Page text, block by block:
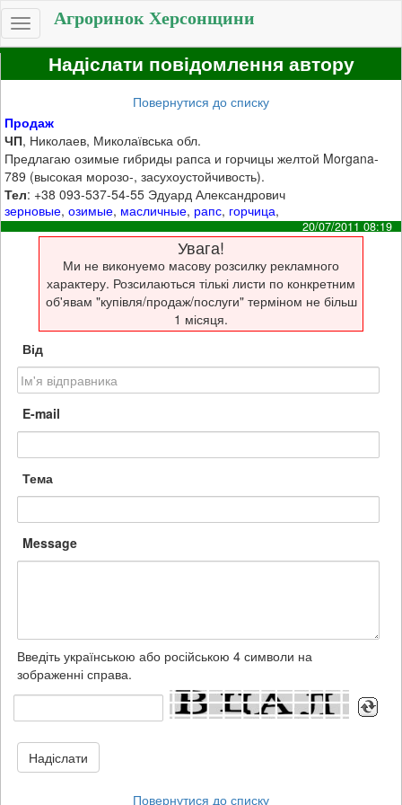
Toggle
navigation
Агроринок Херсонщини
Надіслати повідомлення автору
Повернутися до списку
Продаж
ЧП, Николаев, Миколаївська обл.
Предлагаю озимые гибриды рапса и горчицы желтой Morgana-
789 (высокая морозо-, засухоустойчивость).
Тел: +38 093-537-54-55 Эдуард Александрович
зерновые,озимые, масличные, рапс, горчица,
20/07/2011 08:19
Увага!
Ми не виконуемо масову розсилку рекламного
характеру. Розсилаються тількі листи по конкретним
об'явам "купівля/продаж/послуги" терміном не більш
1 місяця.
Від
E-mail
Тема
Message
Введіть українською або російською 4 символи на
зображенні справа.
Надіслати
Повернутися до списку